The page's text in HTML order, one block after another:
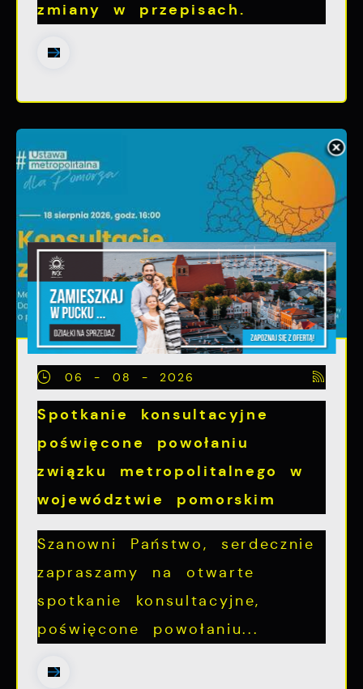
zmiany w przepisach.
06 - 08 - 2026
Spotkanie konsultacyjne
poświęcone powołaniu
związku metropolitalnego w
województwie pomorskim
Szanowni Państwo, serdecznie
zapraszamy na otwarte
spotkanie konsultacyjne,
poświęcone powołaniu...